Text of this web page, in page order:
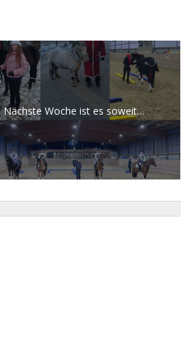
Nächste Woche ist es soweit…